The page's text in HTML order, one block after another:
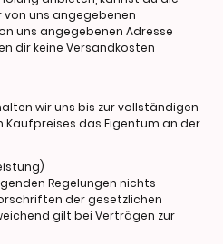
uns angegebenen
uns angegebenen Adresse
dir keine Versandkosten
wir uns bis zur vollständigen
Kaufpreises das Eigentum an der
Regelungen nichts
der gesetzlichen
gilt bei Verträgen zur